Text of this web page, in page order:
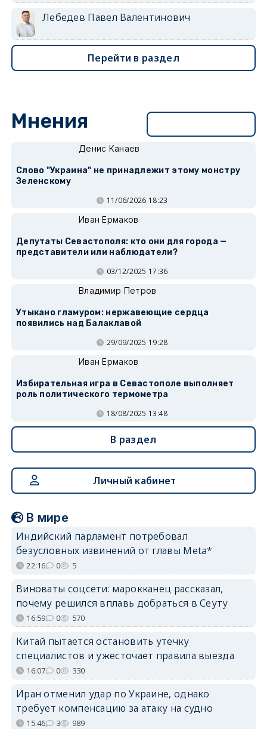
Лебедев Павел Валентинович
Перейти в раздел
Мнения
Денис Канаев
Слово "Украина" не принадлежит этому монстру
Зеленскому
11/06/2026 18:23
Иван Ермаков
Депутаты Севастополя: кто они для города —
представители или наблюдатели?
03/12/2025 17:36
Владимир Петров
Утыкано гламуром: нержавеющие сердца
появились над Балаклавой
29/09/2025 19:28
Иван Ермаков
Избирательная игра в Севастополе выполняет
роль политического термометра
18/08/2025 13:48
В раздел
Личный кабинет
В мире
Индийский парламент потребовал
безусловных извинений от главы Meta*
22:16 0 5
Виноваты соцсети: марокканец рассказал,
почему решился вплавь добраться в Сеуту
16:59 0 570
Китай пытается остановить утечку
специалистов и ужесточает правила выезда
16:07 0 330
Иран отменил удар по Украине, однако
требует компенсацию за атаку на судно
15:46 3 989